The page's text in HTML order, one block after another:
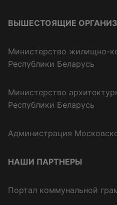
ВЫШЕСТОЯЩИЕ
Министерство жилищно-
Республики Беларусь
Министерство
Республики Беларусь
Администрация
НАШИ ПАРТНЕРЫ
Портал коммунальной